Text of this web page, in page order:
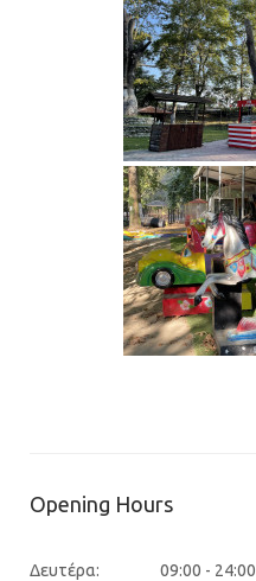
Opening Hours
Δευτέρα: 09:00 - 24:00